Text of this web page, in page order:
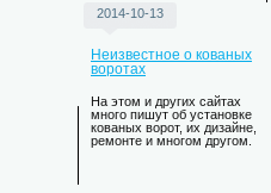
2014-10-13
Неизвестное о кованых
воротах
На этом и других сайтах
много пишут об установке
кованых ворот, их дизайне,
ремонте и многом другом.